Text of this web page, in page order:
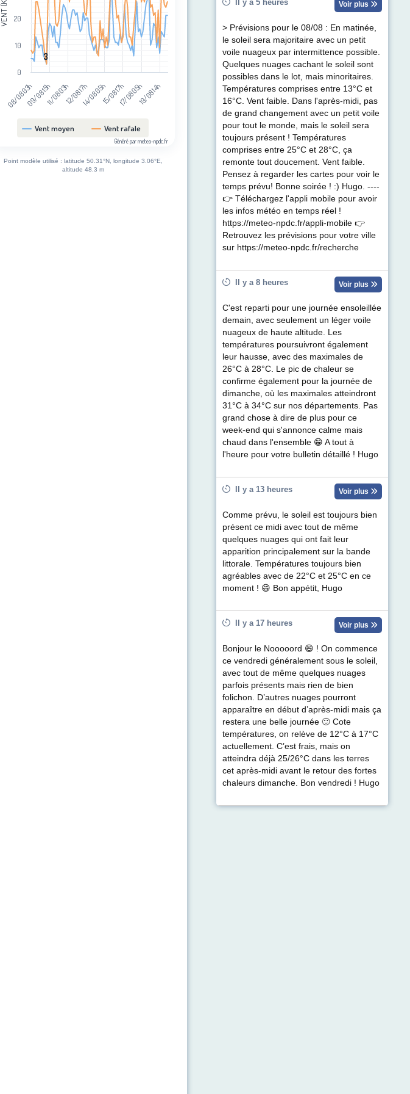
3
3
Vent moyen Vent rafale
08/08 03h09/08 15h11/08 03h12/08 17h14/08 05h15/08 17h17/08 05h19/08 14h
0
10
20
Généré par meteo-npdc.fr
Point modèle utilisé : latitude 50.31°N, longitude 3.06°E,
altitude 48.3 m
Il y a 5 heures Voir plus
> Prévisions pour le 08/08 : En matinée,
le soleil sera majoritaire avec un petit
voile nuageux par intermittence possible.
Quelques nuages cachant le soleil sont
possibles dans le lot, mais minoritaires.
Températures comprises entre 13°C et
16°C. Vent faible. Dans l'après-midi, pas
de grand changement avec un petit voile
pour tout le monde, mais le soleil sera
toujours présent ! Températures
comprises entre 25°C et 28°C, ça
remonte tout doucement. Vent faible.
Pensez à regarder les cartes pour voir le
temps prévu! Bonne soirée ! :) Hugo. ----
👉 Téléchargez l'appli mobile pour avoir
les infos météo en temps réel !
https://meteo-npdc.fr/appli-mobile 👉
Retrouvez les prévisions pour votre ville
sur https://meteo-npdc.fr/recherche
Il y a 8 heures Voir plus
C'est reparti pour une journée ensoleillée
demain, avec seulement un léger voile
nuageux de haute altitude. Les
températures poursuivront également
leur hausse, avec des maximales de
26°C à 28°C. Le pic de chaleur se
confirme également pour la journée de
dimanche, où les maximales atteindront
31°C à 34°C sur nos départements. Pas
grand chose à dire de plus pour ce
week-end qui s'annonce calme mais
chaud dans l'ensemble 😁 A tout à
l'heure pour votre bulletin détaillé ! Hugo
Il y a 13 heures Voir plus
Comme prévu, le soleil est toujours bien
présent ce midi avec tout de même
quelques nuages qui ont fait leur
apparition principalement sur la bande
littorale. Températures toujours bien
agréables avec de 22°C et 25°C en ce
moment ! 😄 Bon appétit, Hugo
Il y a 17 heures Voir plus
Bonjour le Nooooord 😄 ! On commence
ce vendredi généralement sous le soleil,
avec tout de même quelques nuages
parfois présents mais rien de bien
folichon. D’autres nuages pourront
apparaître en début d’après-midi mais ça
restera une belle journée 🙂 Cote
températures, on relève de 12°C à 17°C
actuellement. C’est frais, mais on
atteindra déjà 25/26°C dans les terres
cet après-midi avant le retour des fortes
chaleurs dimanche. Bon vendredi ! Hugo